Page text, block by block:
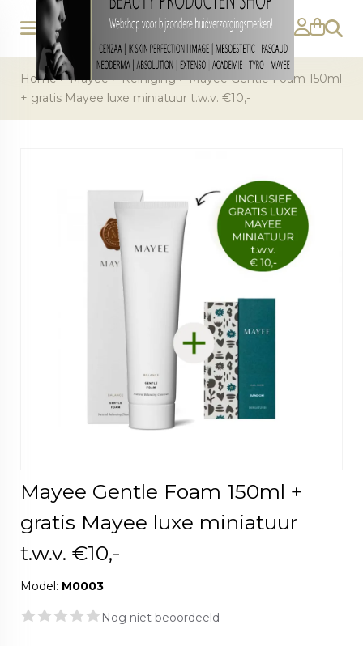
Home>Mayee>Reiniging>Mayee Gentle Foam 150ml
+ gratis Mayee luxe miniatuur t.w.v. €10,-
Mayee Gentle Foam 150ml +
gratis Mayee luxe miniatuur
t.w.v. €10,-
Model: M0003
Nog niet beoordeeld